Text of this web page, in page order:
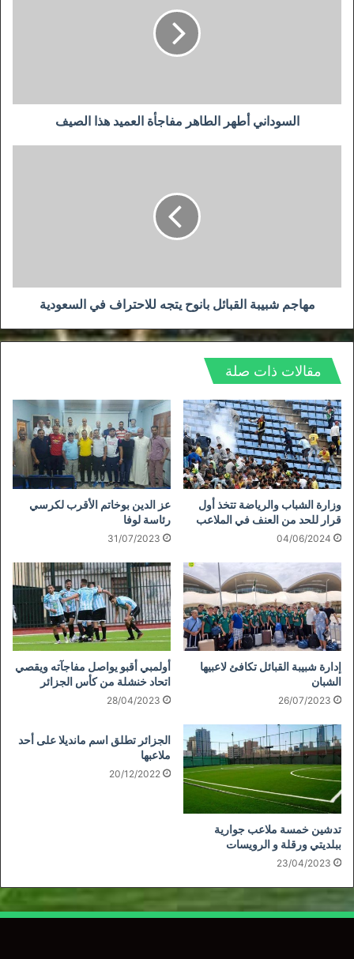
السوداني أطهر الطاهر مفاجأة العميد هذا الصيف
مهاجم شبيبة القبائل بانوح يتجه للاحتراف في السعودية
مقالات ذات صلة
وزارة الشباب والرياضة تتخذ أول
قرار للحد من العنف في الملاعب
04/06/2024
عز الدين بوخاتم الأقرب لكرسي
رئاسة لوفا
31/07/2023
إدارة شبيبة القبائل تكافئ لاعبيها
الشبان
26/07/2023
أولمبي أقبو يواصل مفاجآته ويقصي
اتحاد خنشلة من كأس الجزائر
28/04/2023
تدشين خمسة ملاعب جوارية
ببلديتي ورقلة و الرويسات
23/04/2023
الجزائر تطلق اسم مانديلا على أحد
ملاعبها
20/12/2022